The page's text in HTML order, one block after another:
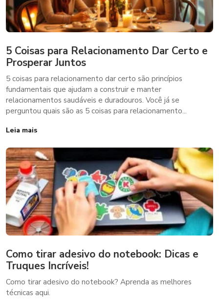
5 Coisas para Relacionamento Dar Certo e
Prosperar Juntos
5 coisas para relacionamento dar certo são princípios
fundamentais que ajudam a construir e manter
relacionamentos saudáveis e duradouros. Você já se
perguntou quais são as 5 coisas para relacionamento...
Leia mais
Como tirar adesivo do notebook: Dicas e
Truques Incríveis!
Como tirar adesivo do notebook? Aprenda as melhores
técnicas aqui.